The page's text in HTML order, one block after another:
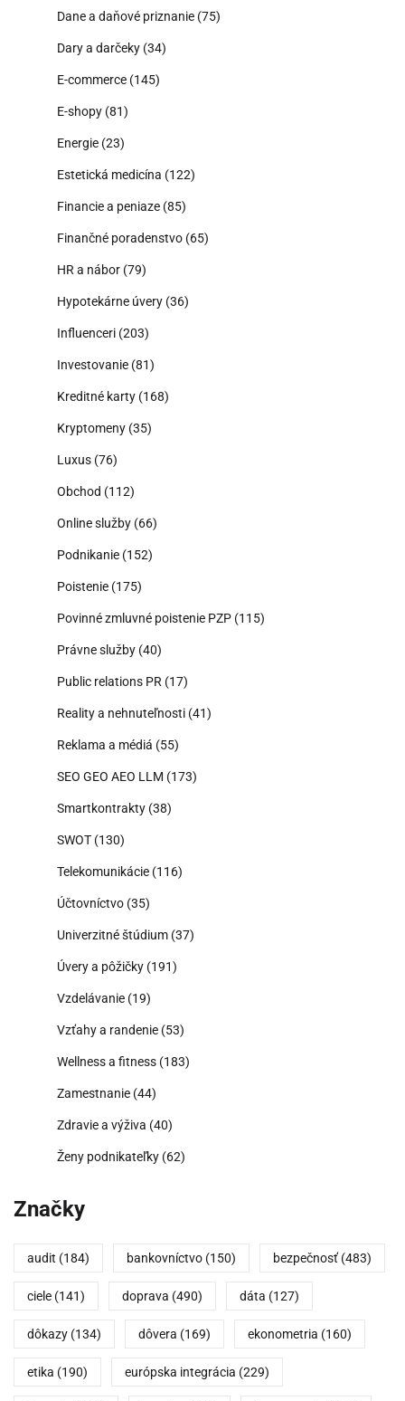
Dane a daňové priznanie (75)
Dary a darčeky (34)
E-commerce (145)
E-shopy (81)
Energie (23)
Estetická medicína (122)
Financie a peniaze (85)
Finančné poradenstvo (65)
HR a nábor (79)
Hypotekárne úvery (36)
Influenceri (203)
Investovanie (81)
Kreditné karty (168)
Kryptomeny (35)
Luxus (76)
Obchod (112)
Online služby (66)
Podnikanie (152)
Poistenie (175)
Povinné zmluvné poistenie PZP (115)
Právne služby (40)
Public relations PR (17)
Reality a nehnuteľnosti (41)
Reklama a médiá (55)
SEO GEO AEO LLM (173)
Smartkontrakty (38)
SWOT (130)
Telekomunikácie (116)
Účtovníctvo (35)
Univerzitné štúdium (37)
Úvery a pôžičky (191)
Vzdelávanie (19)
Vzťahy a randenie (53)
Wellness a fitness (183)
Zamestnanie (44)
Zdravie a výživa (40)
Ženy podnikateľky (62)
Značky
audit (184) bankovníctvo (150) bezpečnosť (483)
ciele (141) doprava (490) dáta (127)
dôkazy (134) dôvera (169) ekonometria (160)
etika (190) európska integrácia (229)